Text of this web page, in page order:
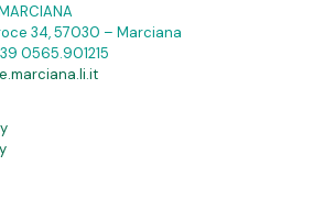
34, 57030 – Marciana
0565.901215